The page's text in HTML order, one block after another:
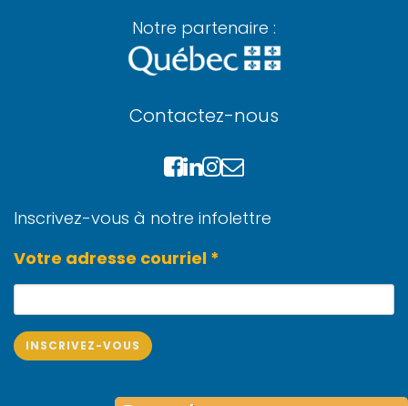
Notre partenaire :
Contactez-nous
Inscrivez-vous à notre infolettre
Votre adresse courriel *